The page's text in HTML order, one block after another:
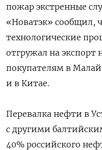
пожар экстренные
«Новатэк» сообщил,
технологические
отгружал на экспорт
покупателям в
и в Китае.
Перевалка нефти в
с другими
40% российского